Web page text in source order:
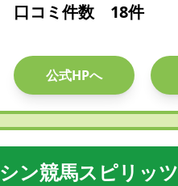
口コミ件数 18件
公式HPへ
シン競馬スピリッツ